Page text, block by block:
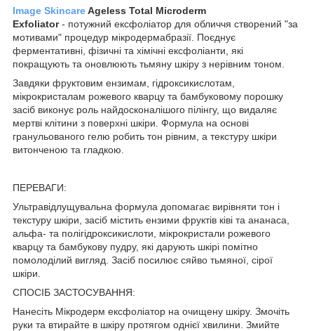
Image SkincareAgeless Total Microderm
Exfoliator- потужний ексфоліатор для обличчя створений "за
мотивами" процедур мікродермабразії. Поєднує
ферментативні, фізичні та хімічні ексфоліанти, які
покращують та оновлюють тьмяну шкіру з нерівним тоном.
Завдяки фруктовим ензимам, гідроксикислотам,
мікрокристалам рожевого кварцу та бамбуковому порошку
засіб виконує роль найдосконалішого пілінгу, що видаляє
мертві клітини з поверхні шкіри. Формула на основі
гранульованого гелю робить тон рівним, а текстуру шкіри
витонченою та гладкою.
ПЕРЕВАГИ:
Ультравідлущувальна формула допомагає вирівняти тон і
текстуру шкіри, засіб містить ензими фруктів ківі та ананаса,
альфа- та полігідроксикислоти, мікрокристали рожевого
кварцу та бамбукову пудру, які дарують шкірі помітно
помолоділий вигляд. Засіб посилює сяйво тьмяної, сірої
шкіри.
СПОСІБ ЗАСТОСУВАННЯ:
Нанесіть Мікродерм ексфоліатор на очищену шкіру. Змочіть
руки та втирайте в шкіру протягом однієї хвилини. Змийте